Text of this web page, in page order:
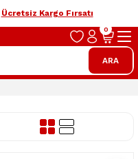
Ücretsiz Kargo Fırsatı
ARA
0